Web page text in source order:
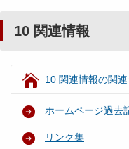
10 関連情報
10 関連情報の関
ホームページ過去
リンク集